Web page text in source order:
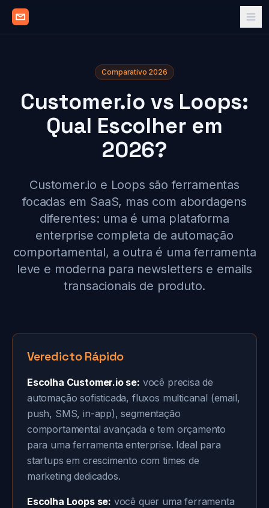
Comparativo 2026
Customer.io vs Loops:
Qual Escolher em
2026?
Customer.io e Loops são ferramentas
focadas em SaaS, mas com abordagens
diferentes: uma é uma plataforma
enterprise completa de automação
comportamental, a outra é uma ferramenta
leve e moderna para newsletters e emails
transacionais de produto.
Veredicto Rápido
Escolha Customer.io se: você precisa de
automação sofisticada, fluxos multicanal (email,
push, SMS, in-app), segmentação
comportamental avançada e tem orçamento
para uma ferramenta enterprise. Ideal para
startups em crescimento com times de
marketing dedicados.
Escolha Loops se: você quer uma ferramenta